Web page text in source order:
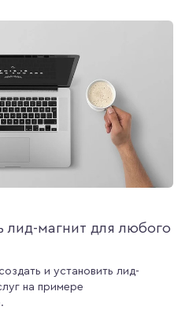
лид-магнит для любого
и установить лид-
на примере